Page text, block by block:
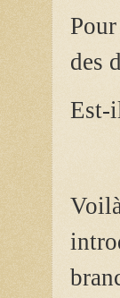
des
Est-